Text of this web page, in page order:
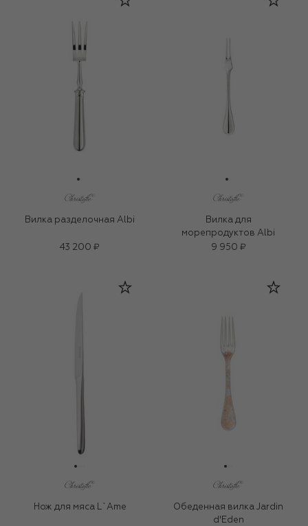
Вилка разделочная Albi
43 200 ₽
Вилка для
морепродуктов Albi
9 950 ₽
Нож для мяса L`Ame
Обеденная вилка Jardin
d'Eden